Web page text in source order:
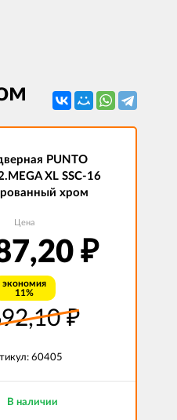
PUNTO
XL SSC-16
хром
Цена
₽
экономия
11%
₽
60405
В наличии